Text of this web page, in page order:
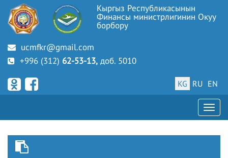
Кыргыз Республикасынын
Финансы министрлигинин Окуу
борбору
ucmfkr@gmail.com
+996 (312) 62-53-13, доб. 5010
EN
RU
KG